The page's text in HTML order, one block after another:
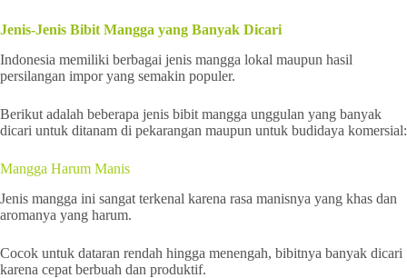
Jenis-Jenis Bibit Mangga yang Banyak Dicari
Indonesia memiliki berbagai jenis mangga lokal maupun hasil
persilangan impor yang semakin populer.
Berikut adalah beberapa jenis bibit mangga unggulan yang banyak
dicari untuk ditanam di pekarangan maupun untuk budidaya komersial:
Mangga Harum Manis
Jenis mangga ini sangat terkenal karena rasa manisnya yang khas dan
aromanya yang harum.
Cocok untuk dataran rendah hingga menengah, bibitnya banyak dicari
karena cepat berbuah dan produktif.